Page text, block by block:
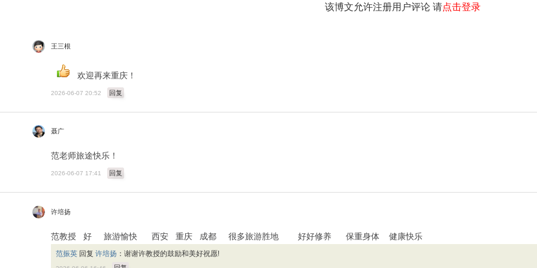
该博文允许注册用户评论 请点击登录
王三根
欢迎再来重庆！
2026-06-07 20:52 回复
聂广
范老师旅途快乐！
2026-06-07 17:41 回复
许培扬
范教授 好 旅游愉快 西安 重庆 成都 很多旅游胜地 好好修养 保重身体 健康快乐
范振英 回复许培扬 ：谢谢许教授的鼓励和美好祝愿!